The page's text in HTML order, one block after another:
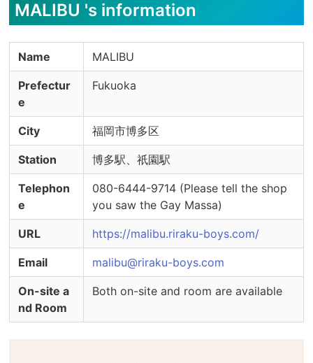
MALIBU 's information
Name MALIBU
Prefectur
e
Fukuoka
City 福岡市博多区
Station 博多駅、祇園駅
Telephon
e
080-6444-9714 (Please tell the shop
you saw the Gay Massa)
URL https://malibu.riraku-boys.com/
Email malibu@riraku-boys.com
On-site a
nd Room
Both on-site and room are available